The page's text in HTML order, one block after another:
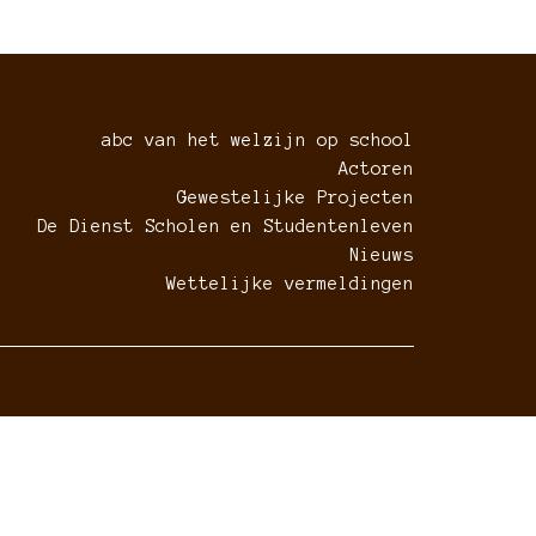
abc van het welzijn op school
Actoren
Gewestelijke Projecten
De Dienst Scholen en Studentenleven
Nieuws
Wettelijke vermeldingen